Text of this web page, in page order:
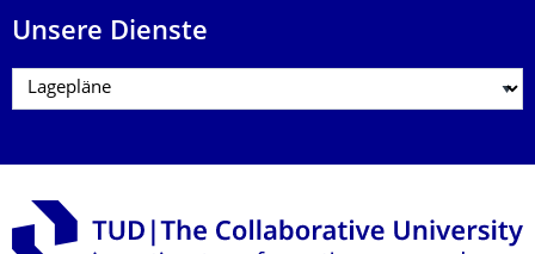
Unsere Dienste